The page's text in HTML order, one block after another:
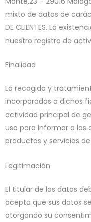
mixto de datos de
DE CLIENTES. La
nuestro registro de
Finalidad
La recogida y
incorporados a dichos
actividad principal de
uso para informar a los
productos y servicios
Legitimación
El titular de los datos
acepta que sus datos
otorgando su